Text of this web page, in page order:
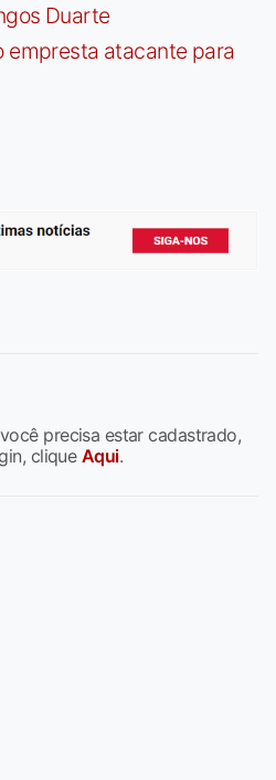
Duarte
empresta atacante para
precisa estar cadastrado,
clique Aqui.